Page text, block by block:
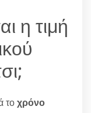
η τιμή
τοχρόνο